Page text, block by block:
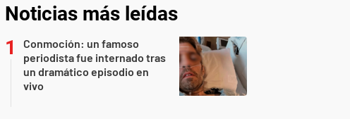
Noticias más leídas
Conmoción: un famoso
periodista fue internado tras
un dramático episodio en
vivo